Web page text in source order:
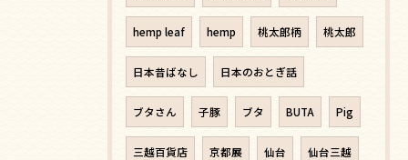
hemp leaf hemp 桃太郎柄 桃太郎
日本昔ばなし 日本のおとぎ話
ブタさん 子豚 ブタ BUTA Pig
三越百貨店 京都展 仙台 仙台三越